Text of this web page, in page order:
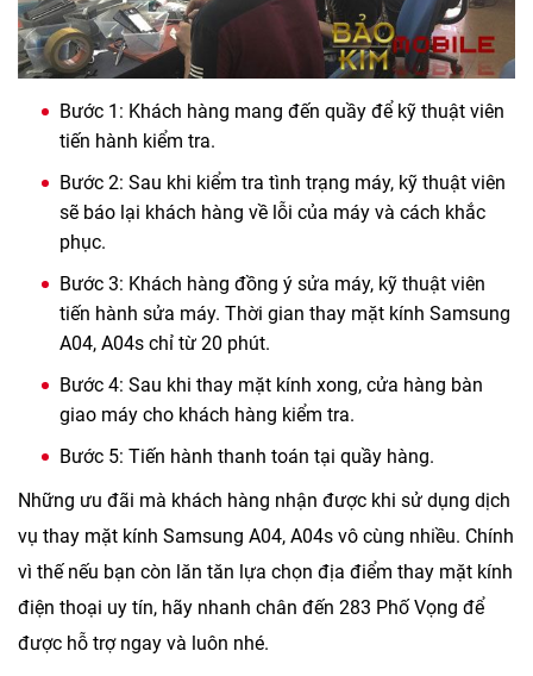
Bước 1: Khách hàng mang đến quầy để kỹ thuật viên
tiến hành kiểm tra.
Bước 2: Sau khi kiểm tra tình trạng máy, kỹ thuật viên
sẽ báo lại khách hàng về lỗi của máy và cách khắc
phục.
Bước 3: Khách hàng đồng ý sửa máy, kỹ thuật viên
tiến hành sửa máy. Thời gian thay mặt kính Samsung
A04, A04s chỉ từ 20 phút.
Bước 4: Sau khi thay mặt kính xong, cửa hàng bàn
giao máy cho khách hàng kiểm tra.
Bước 5: Tiến hành thanh toán tại quầy hàng.
Những ưu đãi mà khách hàng nhận được khi sử dụng dịch
vụ thay mặt kính Samsung A04, A04s vô cùng nhiều. Chính
vì thế nếu bạn còn lăn tăn lựa chọn địa điểm thay mặt kính
điện thoại uy tín, hãy nhanh chân đến 283 Phố Vọng để
được hỗ trợ ngay và luôn nhé.